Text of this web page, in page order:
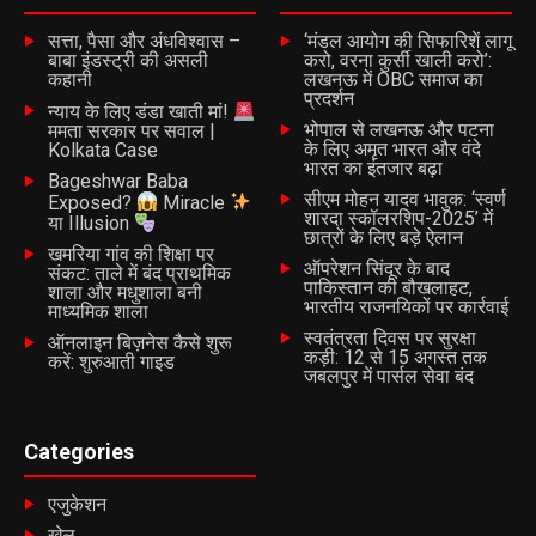
पानी की किल्लत के बीच बज रही शहनाई
DON'T MISS
‘जादुई कंटेनर’ या सरकारी लापरवाही? औद्योगिक क्षेत्र की फैक्ट्रियों
के ठीक सामने खुला शराब का ठेका, काम ठप और महिलाएं असुरक्षित
Batangarh Team
सत्ता, पैसा और अंधविश्वास –
बाबा इंडस्ट्री की असली
कहानी
न्याय के लिए डंडा खाती मां!
ममता सरकार पर सवाल |
Kolkata Case
Bageshwar Baba
Exposed?
Miracle
या Illusion
खमरिया गांव की शिक्षा पर
संकट: ताले में बंद प्राथमिक
शाला और मधुशाला बनी
माध्यमिक शाला
ऑनलाइन बिज़नेस कैसे शुरू
करें: शुरुआती गाइड
‘मंडल आयोग की सिफारिशें लागू
करो, वरना कुर्सी खाली करो’:
लखनऊ में OBC समाज का
प्रदर्शन
भोपाल से लखनऊ और पटना
के लिए अमृत भारत और वंदे
भारत का इंतजार बढ़ा
सीएम मोहन यादव भावुक: ‘स्वर्ण
शारदा स्कॉलरशिप-2025’ में
छात्रों के लिए बड़े ऐलान
ऑपरेशन सिंदूर के बाद
पाकिस्तान की बौखलाहट,
भारतीय राजनयिकों पर कार्रवाई
स्वतंत्रता दिवस पर सुरक्षा
कड़ी: 12 से 15 अगस्त तक
जबलपुर में पार्सल सेवा बंद
Categories
एजुकेशन